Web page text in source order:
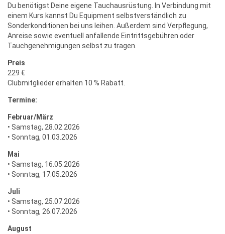
Du benötigst Deine eigene Tauchausrüstung. In Verbindung mit
einem Kurs kannst Du Equipment selbstverständlich zu
Sonderkonditionen bei uns leihen. Außerdem sind Verpflegung,
Anreise sowie eventuell anfallende Eintrittsgebühren oder
Tauchgenehmigungen selbst zu tragen.
Preis
229 €
Clubmitglieder erhalten 10 % Rabatt.
Termine:
Februar/März
• Samstag, 28.02.2026
• Sonntag, 01.03.2026
Mai
• Samstag, 16.05.2026
• Sonntag, 17.05.2026
Juli
• Samstag, 25.07.2026
• Sonntag, 26.07.2026
August